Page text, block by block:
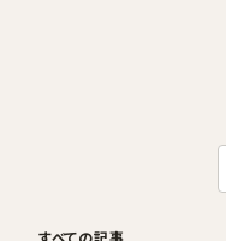
すべての記事